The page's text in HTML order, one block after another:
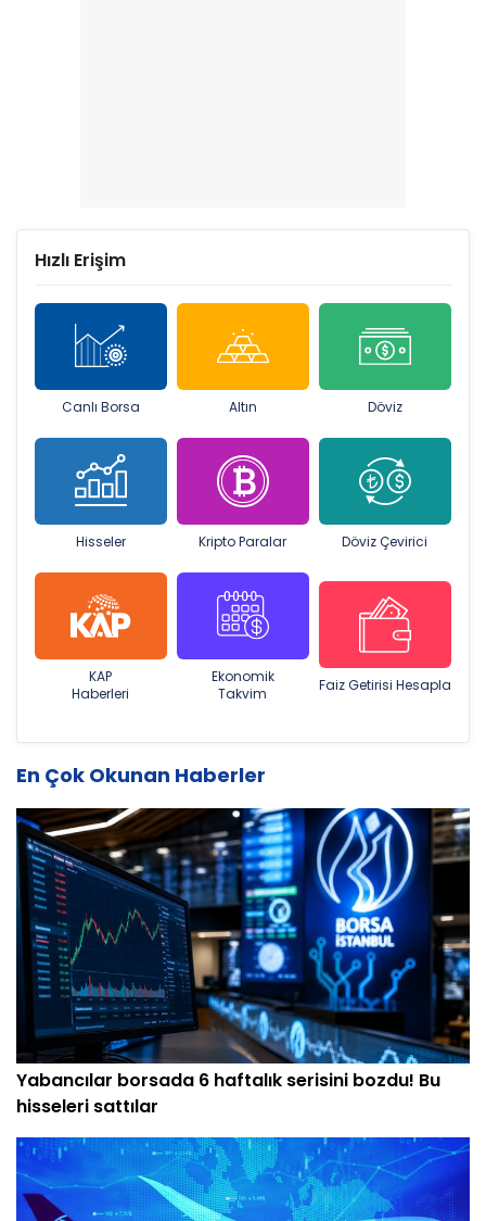
Hızlı Erişim
Canlı Borsa Altın Döviz
Hisseler Kripto Paralar Döviz Çevirici
KAP
Haberleri
Ekonomik
Takvim
Faiz Getirisi Hesapla
En Çok Okunan Haberler
Yabancılar borsada 6 haftalık serisini bozdu! Bu
hisseleri sattılar